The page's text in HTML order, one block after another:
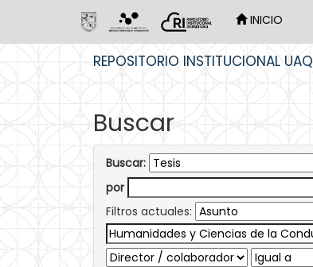
INICIO
REPOSITORIO INSTITUCIONAL UAQ
Buscar
Buscar:
por
Filtros actuales: